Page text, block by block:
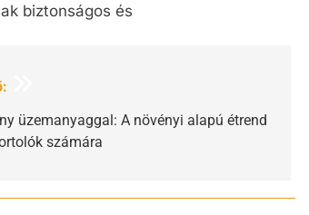
biztonságos és
üzemanyaggal: A növényi alapú étrend
számára